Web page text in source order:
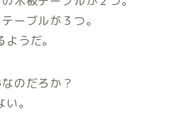
ーブルが３つ。
うだ。
のだろか？
。